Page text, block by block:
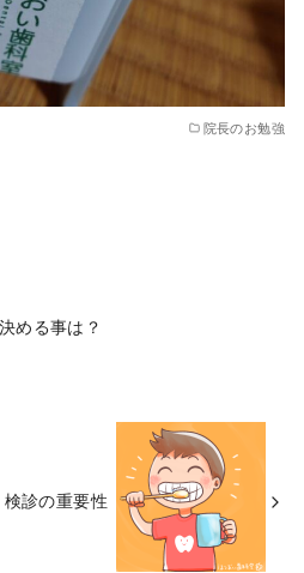
院長のお勉強
める事は？
検診の重要性